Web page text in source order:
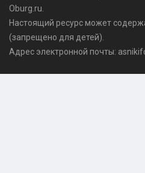
Oburg.ru.
Настоящий ресурс может
(запрещено для детей).
Адрес электронной почты: